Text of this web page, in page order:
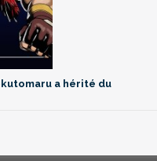
a hérité du